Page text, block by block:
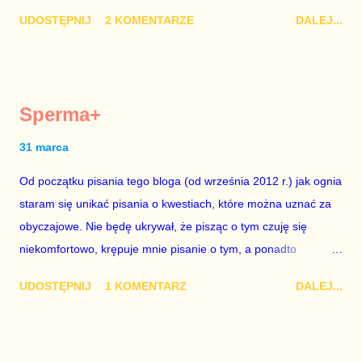
trwało pół roku, lokal do głosowania znajdował się w
mojej zgody. Prezydent Andrzej Duda zapowiedział, że złoży do
Senatu wniosek o dwudniowe referendum, które miałoby odbyć
nie chce – ani partia rządząca, ani partie opozycyjne. Jeśli w
siedzibie PiS zapadnie decyzja, aby głosować zgodnie z wolą
Dudy, obowiązkiem każdego przyzwoitego człowieka i
szanującego podstawowe reguły demokraty jest takie
UDOSTĘPNIJ 2 KOMENTARZE DALEJ...
Sperma+
31 marca
Od początku pisania tego bloga (od września 2012 r.) jak ognia
staram się unikać pisania o kwestiach, które można uznać za
obyczajowe. Nie będę ukrywał, że pisząc o tym czuję się
niekomfortowo, krępuje mnie pisanie o tym, a ponadto
rozumie, wiedzy i zdrowym rozsądku, powinna od kwestii
UDOSTĘPNIJ 1 KOMENTARZ DALEJ...